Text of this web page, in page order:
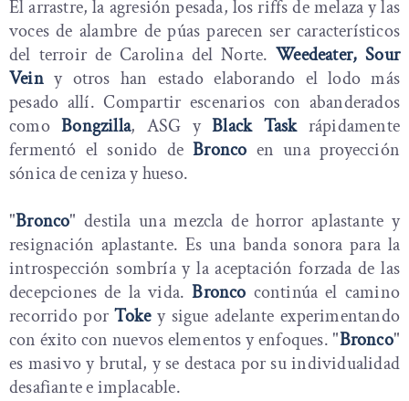
El arrastre, la agresión pesada, los riffs de melaza y las
voces de alambre de púas parecen ser característicos
del terroir de Carolina del Norte.Weedeater, Sour
Veiny otros han estado elaborando el lodo más
pesado allí. Compartir escenarios con abanderados
comoBongzilla, ASG yBlack Taskrápidamente
fermentó el sonido deBronco en una proyección
sónica de ceniza y hueso.
"Bronco" destila una mezcla de horror aplastante y
resignación aplastante. Es una banda sonora para la
introspección sombría y la aceptación forzada de las
decepciones de la vida.Bronco continúa el camino
recorrido porTokey sigue adelante experimentando
con éxito con nuevos elementos y enfoques. "Bronco"
es masivo y brutal, y se destaca por su individualidad
desafiante e implacable.